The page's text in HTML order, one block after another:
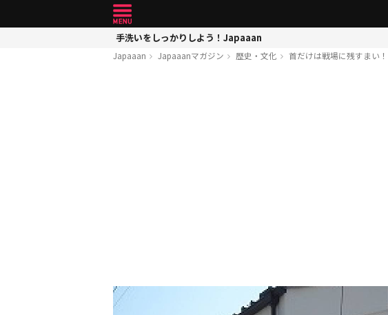
手洗いをしっかりしよう！Japaaan
Japaaan Japaaanマガジン 歴史・文化 首だけは戦場に残すまい